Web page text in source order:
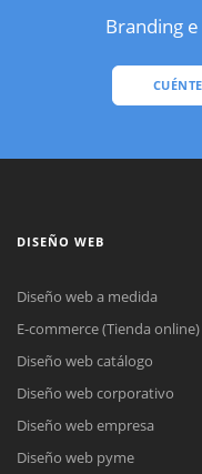
Branding
DISEÑO WEB
Diseño web a medida
E-commerce (Tienda online)
Diseño web catálogo
Diseño web corporativo
Diseño web empresa
Diseño web pyme